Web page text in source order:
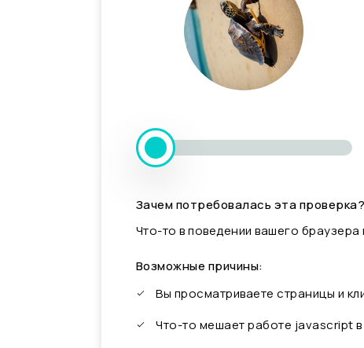
Зачем потребовалась эта проверка?
Что-то в поведении вашего
Возможные причины:
Вы просматриваете страницы и
Что-то мешает работе javascript